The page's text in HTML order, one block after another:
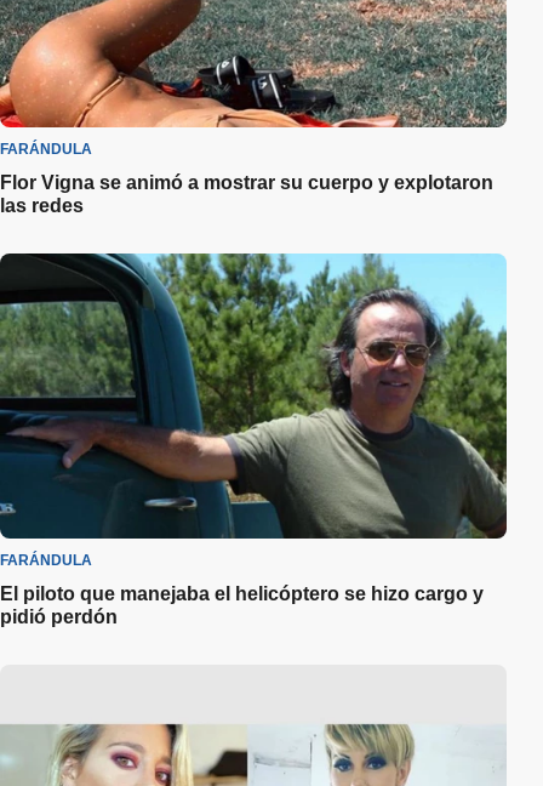
FARÁNDULA
Flor Vigna se animó a mostrar su cuerpo y explotaron
las redes
FARÁNDULA
El piloto que manejaba el helicóptero se hizo cargo y
pidió perdón